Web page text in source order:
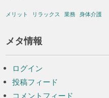
メリット リラックス 業務 身体介護
メタ情報
ログイン
投稿フィード
コメントフィード